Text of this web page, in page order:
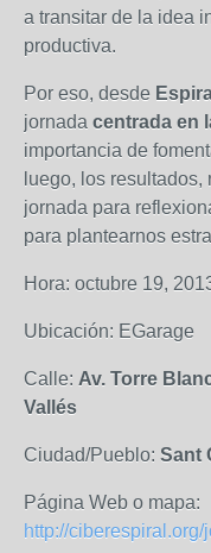
a transitar de la idea
productiva.
Por eso, desde
jornada centrada en
importancia de
luego, los
jornada para
para plantearnos
Hora: octubre 19,
Ubicación: EGarage
Calle: Av. Torre
Vallés
Ciudad/Pueblo: Sant
Página Web o mapa:
http://